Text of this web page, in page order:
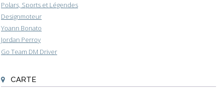
Polars, Sports et Légendes
Designmoteur
Yoann Bonato
Jordan Perroy
Go Team DM Driver
CARTE